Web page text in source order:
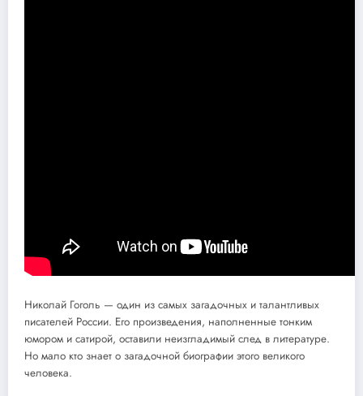
Николай Гоголь — один из самых загадочных и талантливых
писателей России. Его произведения, наполненные тонким
юмором и сатирой, оставили неизгладимый след в литературе.
Но мало кто знает о загадочной биографии этого великого
человека.